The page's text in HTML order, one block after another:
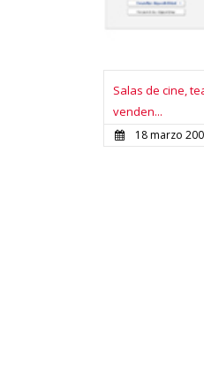
Salas de cine,
venden...
18 marzo